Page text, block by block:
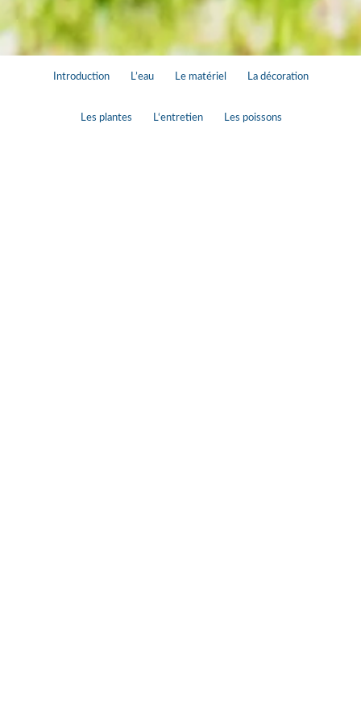
Introduction L’eau Le matériel La décoration
Les plantes L‘entretien Les poissons